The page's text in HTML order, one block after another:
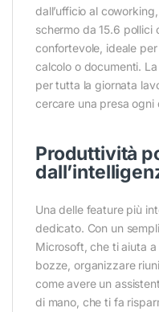
dall’ufficio al
schermo da 15.6 pollici
confortevole, ideale
calcolo o documenti.
per tutta la giornata
cercare una presa ogni
Produttività
Una delle feature più
dedicato. Con un
Microsoft, che ti aiuta
bozze, organizzare
come avere un
di mano, che ti fa